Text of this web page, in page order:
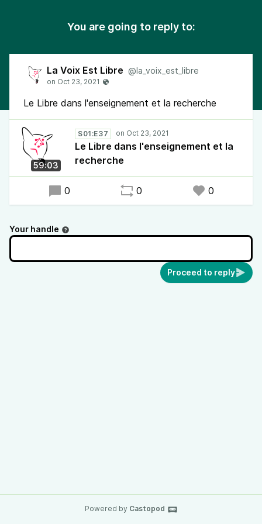
You are going to reply to:
La Voix Est Libre @la_voix_est_libre
Le Libre dans l'enseignement et la recherche
59:03
S01:E37
Le Libre dans l'enseignement et la
recherche
0 0 0
Your handle
Proceed to reply
Powered by Castopod